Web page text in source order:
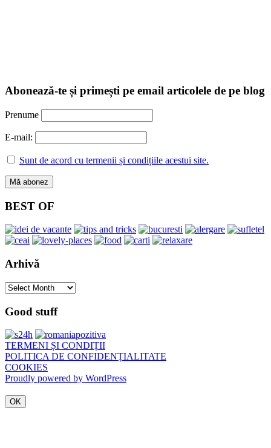
Abonează-te și primești pe email articolele de pe blog
Prenume
E-mail:
Sunt de acord cu termenii și condițiile acestui site.
BEST OF
Arhivă
Arhivă
Good stuff
TERMENI ȘI CONDIȚII
POLITICA DE CONFIDENȚIALITATE
COOKIES
Proudly powered by WordPress
OK